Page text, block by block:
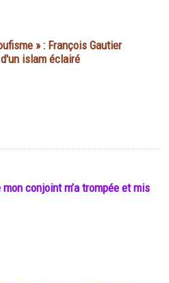
» : François Gautier
islam éclairé
mon conjoint m’a trompée et mis